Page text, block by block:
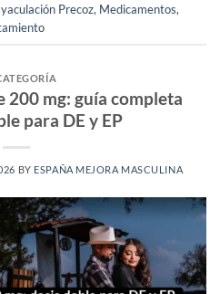
Precoz, Medicamentos,
200 mg: guía completa
para DE y EP
BY ESPAÑA MEJORA MASCULINA